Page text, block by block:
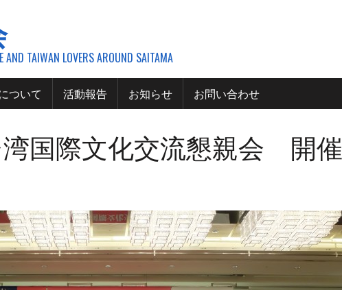
AND TAIWAN LOVERS AROUND SAITAMA
ついて 活動報告 お知らせ お問い合わせ
国際文化交流懇親会 開催